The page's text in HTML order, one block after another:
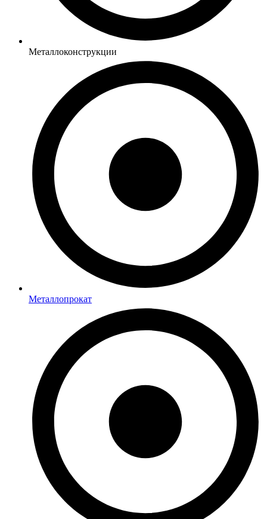
Металлоконструкции
Металлопрокат